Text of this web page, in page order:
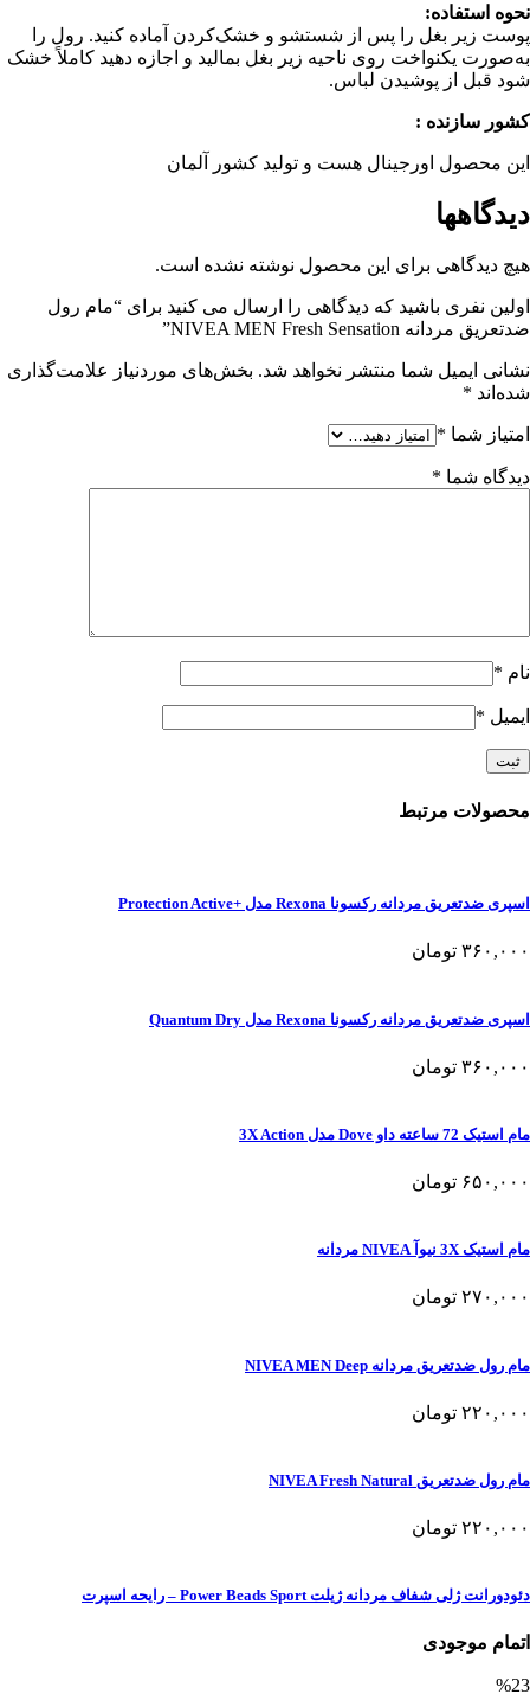
نحوه استفاده:
پوست زیر بغل را پس از شستشو و خشک‌کردن آماده کنید. رول را
به‌صورت یکنواخت روی ناحیه زیر بغل بمالید و اجازه دهید کاملاً خشک
شود قبل از پوشیدن لباس.
کشور سازنده :
این محصول اورجینال هست و تولید کشور آلمان
دیدگاهها
هیچ دیدگاهی برای این محصول نوشته نشده است.
اولین نفری باشید که دیدگاهی را ارسال می کنید برای “مام رول
ضدتعریق مردانه NIVEA MEN Fresh Sensation”
نشانی ایمیل شما منتشر نخواهد شد. بخش‌های موردنیاز علامت‌گذاری
شده‌اند *
امتیاز شما *
دیدگاه شما *
نام *
ایمیل *
محصولات مرتبط
اسپری ضدتعریق مردانه رکسونا Rexona مدل +Protection Active
۳۶۰,۰۰۰ تومان
اسپری ضدتعریق مردانه رکسونا Rexona مدل Quantum Dry
۳۶۰,۰۰۰ تومان
مام استیک 72 ساعته داو Dove مدل 3X Action
۶۵۰,۰۰۰ تومان
مام استیک 3X نیوآ NIVEA مردانه
۲۷۰,۰۰۰ تومان
مام رول ضدتعریق مردانه NIVEA MEN Deep
۲۲۰,۰۰۰ تومان
مام رول ضدتعریق NIVEA Fresh Natural
۲۲۰,۰۰۰ تومان
دئودورانت ژلی شفاف مردانه ژیلت Power Beads Sport – رایحه اسپرت
اتمام موجودی
%23